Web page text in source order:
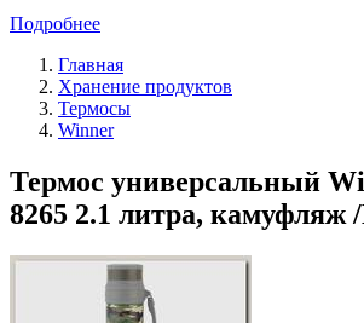
Подробнее
Главная
Хранение продуктов
Термосы
Winner
Термос универсальный
8265 2.1 литра, камуфляж